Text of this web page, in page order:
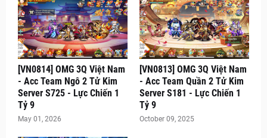
[VN0814] OMG 3Q Việt Nam
- Acc Team Ngô 2 Tử Kim
Server S725 - Lực Chiến 1
Tỷ 9
May 01, 2026
[VN0813] OMG 3Q Việt Nam
- Acc Team Quần 2 Tử Kim
Server S181 - Lực Chiến 1
Tỷ 9
October 09, 2025